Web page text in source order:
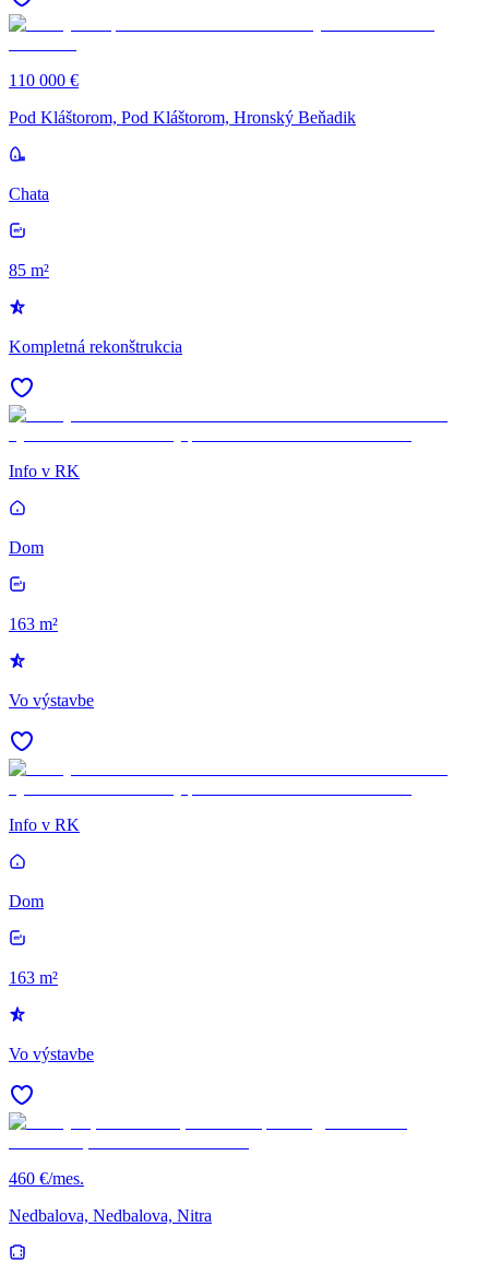
110 000 €
Pod Kláštorom, Pod Kláštorom, Hronský Beňadik
Chata
85 m²
Kompletná rekonštrukcia
Info v RK
Dom
163 m²
Vo výstavbe
Info v RK
Dom
163 m²
Vo výstavbe
460 €/mes.
Nedbalova, Nedbalova, Nitra